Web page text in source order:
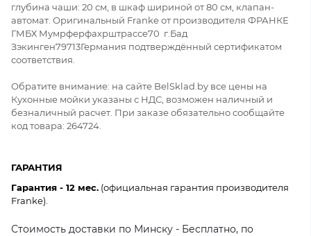
глубина чаши: 20 см, в шкаф шириной от 80 см, клапан-
автомат. Оригинальный Franke от производителя ФРАНКЕ
ГМБХ Мумрферфахрштрассе70 г.Бад
Зэкинген79713Германия подтверждённый сертификатом
соответствия.
Обратите внимание: на сайте BelSklad.by все цены на
Кухонные мойки указаны с НДС, возможен наличный и
безналичный расчет. При заказе обязательно сообщайте
код товара: 264724.
ГАРАНТИЯ
Гарантия - 12 мес. (официальная гарантия производителя
Franke).
Стоимость доставки по Минску - Бесплатно, по